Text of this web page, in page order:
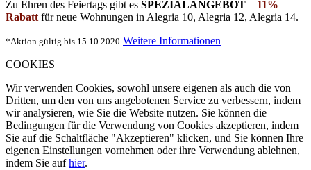
Zu Ehren des Feiertags gibt es SPEZIALANGEBOT – 11%
Rabatt für neue Wohnungen in Alegria 10, Alegria 12, Alegria 14.
*Aktion gültig bis 15.10.2020 Weitere Informationen
COOKIES
Wir verwenden Cookies, sowohl unsere eigenen als auch die von
Dritten, um den von uns angebotenen Service zu verbessern, indem
wir analysieren, wie Sie die Website nutzen. Sie können die
Bedingungen für die Verwendung von Cookies akzeptieren, indem
Sie auf die Schaltfläche "Akzeptieren" klicken, und Sie können Ihre
eigenen Einstellungen vornehmen oder ihre Verwendung ablehnen,
indem Sie aufhier.